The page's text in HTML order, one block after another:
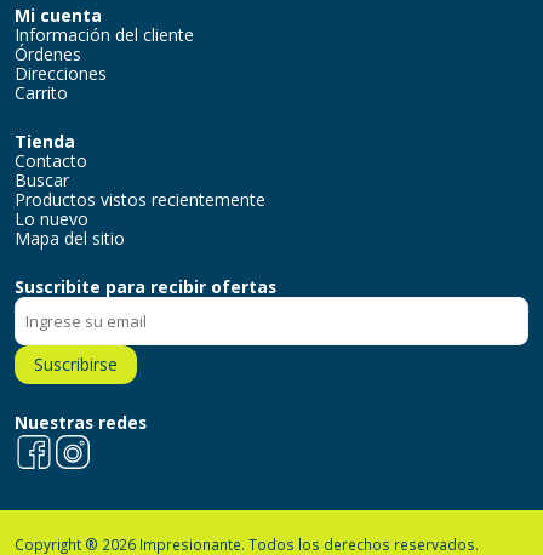
Mi cuenta
Información del cliente
Órdenes
Direcciones
Carrito
Tienda
Contacto
Buscar
Productos vistos recientemente
Lo nuevo
Mapa del sitio
Suscribite para recibir ofertas
Suscribirse
Nuestras redes
FacebookInstagram
Copyright ® 2026 Impresionante. Todos los derechos reservados.